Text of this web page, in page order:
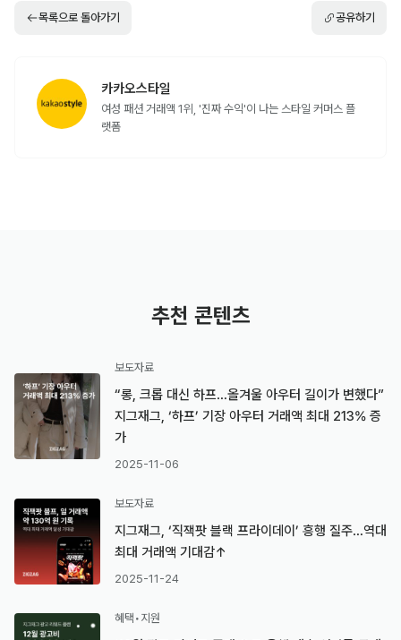
목록으로 돌아가기 공유하기
카카오스타일
여성 패션 거래액 1위, '진짜 수익'이 나는 스타일 커머스 플
랫폼
추천 콘텐츠
보도자료
“롱, 크롭 대신 하프…올겨울 아우터 길이가 변했다”
지그재그, ‘하프’ 기장 아우터 거래액 최대 213% 증
가
2025-11-06
보도자료
지그재그, ‘직잭팟 블랙 프라이데이’ 흥행 질주…역대
최대 거래액 기대감↑
2025-11-24
혜택•지원